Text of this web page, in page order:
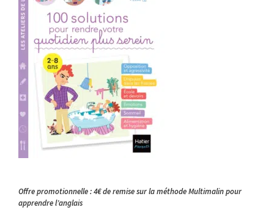
Offre promotionnelle : 4€ de remise sur la méthode Multimalin pour
apprendre l’anglais